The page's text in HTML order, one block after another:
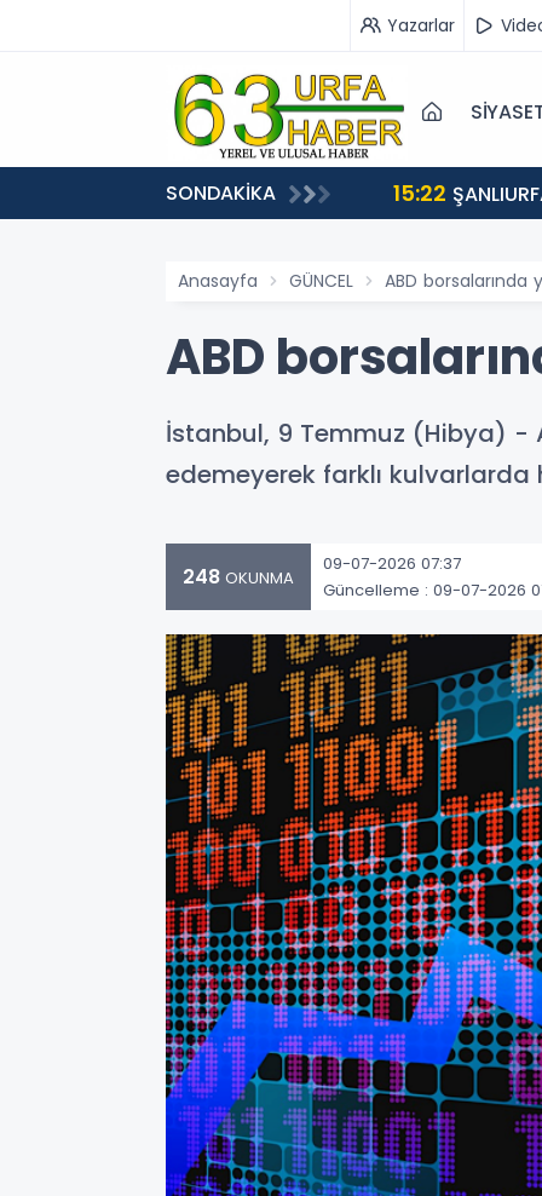
Yazarlar
SONDAKİKA
BAŞLADI 15:22
Anasayfa GÜNCEL ABD borsalarında
ABD
İstanbul, 9 Temmuz (Hibya) -
edemeyerek farklı kulvarlarda
248 OKUNMA
09-07-2026 07:37
Güncelleme : 09-07-2026